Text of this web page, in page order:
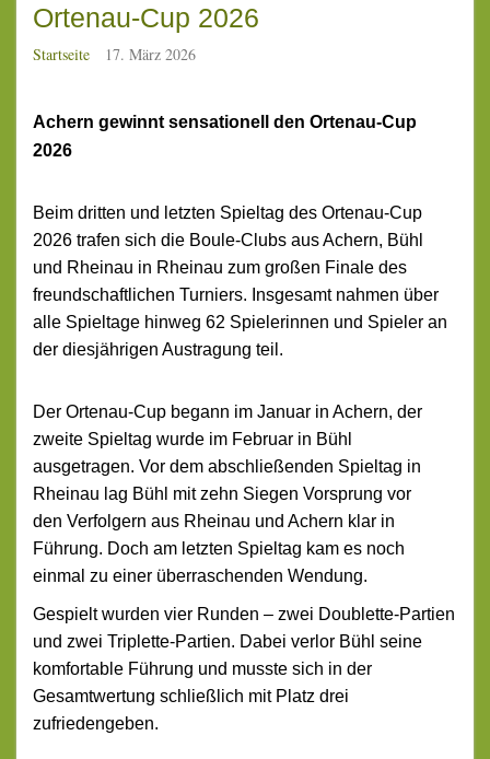
Ortenau-Cup 2026
Startseite 17. März 2026
Achern gewinnt sensationell den Ortenau-Cup
2026
Beim dritten und letzten Spieltag des Ortenau-Cup
2026 trafen sich die Boule-Clubs aus Achern, Bühl
und Rheinau in Rheinau zum großen Finale des
freundschaftlichen Turniers. Insgesamt nahmen über
alle Spieltage hinweg 62 Spielerinnen und Spieler an
der diesjährigen Austragung teil.
Der Ortenau-Cup begann im Januar in Achern, der
zweite Spieltag wurde im Februar in Bühl
ausgetragen. Vor dem abschließenden Spieltag in
Rheinau lag Bühl mit zehn Siegen Vorsprung vor
den Verfolgern aus Rheinau und Achern klar in
Führung. Doch am letzten Spieltag kam es noch
einmal zu einer überraschenden Wendung.
Gespielt wurden vier Runden – zwei Doublette-Partien
und zwei Triplette-Partien. Dabei verlor Bühl seine
komfortable Führung und musste sich in der
Gesamtwertung schließlich mit Platz drei
zufriedengeben.